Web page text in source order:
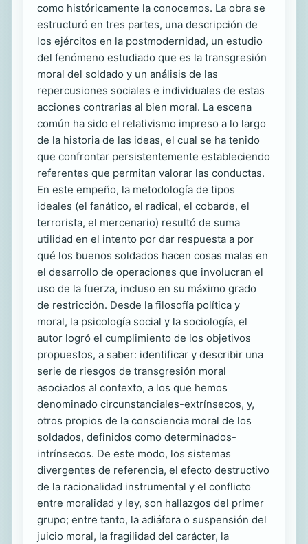
como históricamente la conocemos. La obra se
estructuró en tres partes, una descripción de
los ejércitos en la postmodernidad, un estudio
del fenómeno estudiado que es la transgresión
moral del soldado y un análisis de las
repercusiones sociales e individuales de estas
acciones contrarias al bien moral. La escena
común ha sido el relativismo impreso a lo largo
de la historia de las ideas, el cual se ha tenido
que confrontar persistentemente estableciendo
referentes que permitan valorar las conductas.
En este empeño, la metodología de tipos
ideales (el fanático, el radical, el cobarde, el
terrorista, el mercenario) resultó de suma
utilidad en el intento por dar respuesta a por
qué los buenos soldados hacen cosas malas en
el desarrollo de operaciones que involucran el
uso de la fuerza, incluso en su máximo grado
de restricción. Desde la filosofía política y
moral, la psicología social y la sociología, el
autor logró el cumplimiento de los objetivos
propuestos, a saber: identificar y describir una
serie de riesgos de transgresión moral
asociados al contexto, a los que hemos
denominado circunstanciales-extrínsecos, y,
otros propios de la consciencia moral de los
soldados, definidos como determinados-
intrínsecos. De este modo, los sistemas
divergentes de referencia, el efecto destructivo
de la racionalidad instrumental y el conflicto
entre moralidad y ley, son hallazgos del primer
grupo; entre tanto, la adiáfora o suspensión del
juicio moral, la fragilidad del carácter, la